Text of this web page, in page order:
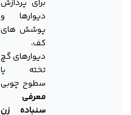
برای پردازش
دیوارها و
پوشش های
کف،
دیوارهای گچ
تخته یا
سطوح چوبی
معرفی
سنباده زن